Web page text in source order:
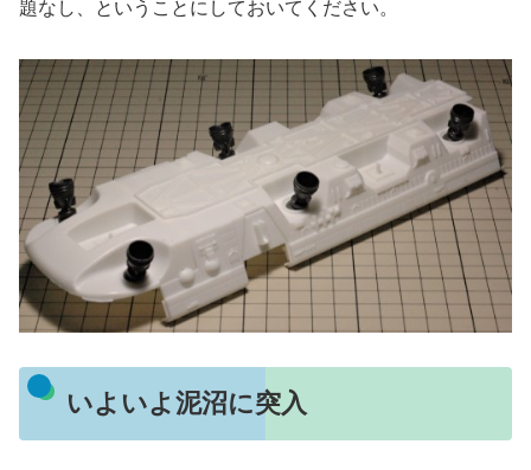
題なし、ということにしておいてください。
いよいよ泥沼に突入